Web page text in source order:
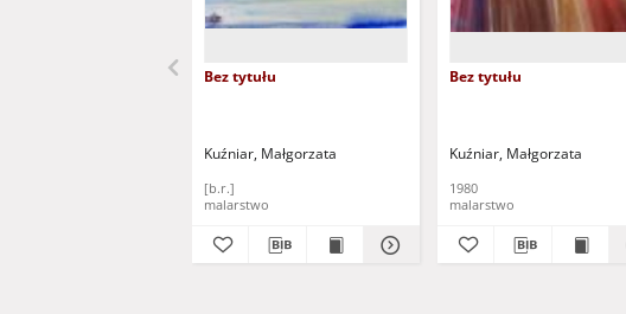
Bez tytułu
Kuźniar, Małgorzata
[b.r.]
malarstwo
Bez tytułu
Kuźniar, Małgorzata
1980
malarstwo